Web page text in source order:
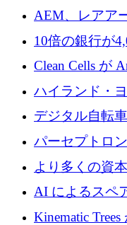
ルを獲得し、
を拡張
AEM、レアア
新を加速する
10倍の銀行が
達
Clean Cells が
門知識による
ハイランド・
規模拡大を支
ンドVIを閉鎖
デジタル自転
TÖNNJES へ
パーセプトロ
ークの構築に
より多くの資
2026 年上半期
ついて語ること
AI によるスペ
Intropy が
Kinematic